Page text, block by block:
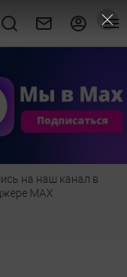
на наш канал в
МАХ